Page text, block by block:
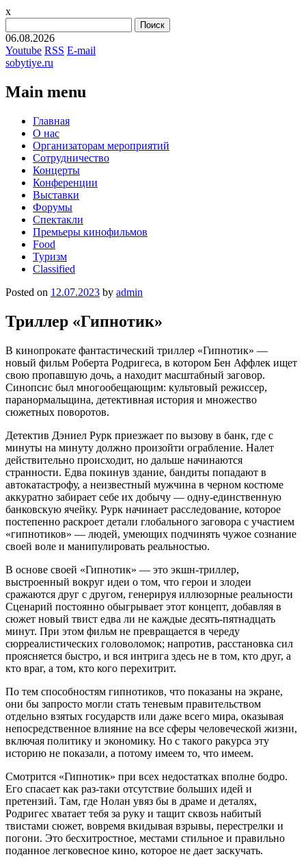
x
06.08.2026
Youtube RSS E-mail
sobytiye.ru
Main menu
Skip
content
Главная
О нас
Организаторам мероприятий
Сотрудничество
Концерты
Конференции
Выставки
Форумы
Спектакли
Премьеры кинофильмов
Food
Туризм
Сlassified
Posted on 12.07.2023 by admin
Триллер «Гипнотик»
В кинопрокате фантастический триллер «Гипнотик» —
новый фильм Роберта Родригеса, в котором Бен Аффлек ищет
свою пропавшую дочь, а находит масштабный заговор.
Синопсис был многообещающим: культовый режиссер,
паранормальщина, детективная история и множество
сюжетных поворотов.
Детектив Дэниел Рурк приезжает по вызову в банк, где с
минуты на минуту должно произойти ограбление. Налет
действительно происходит, но дальше начинаются
странности. Едва покинув здание, бандиты попадают в
автокатастрофу, а неизвестный мужчина в черном костюме
аккуратно забирает себе их добычу — одну-единственную
банковскую ячейку. Рурк начинает расследование, которое
постепенно раскроет детали глобального заговора с участием
«гипнотиков» — людей, умеющих подчинять чужое сознание
своей воле и манипулировать реальностью.
В основе своей «Гипнотик» — это экшн-триллер,
выстроенный вокруг идеи о том, что герои и злодеи
сражаются друг с другом, генерируя иллюзорные реальности
Сценарий постоянно обыгрывает этот концепт, добавляя в
сюжет новый твист едва ли не каждые десять-пятнадцать
минут. При этом фильм не превращается в череду
сюрреалистических головоломок; напротив, расстановка сил
проясняется быстро, и вся интрига здесь не в том, кто друг, а
кто враг, а том, кто кого перехитрит.
По тем способностям гипнотиков, что показаны на экране,
они бы запросто могли стать теневым правительством
отдельно взятых государств или даже всего мира, оказывая
непосредственное влияние на все сферы человеческой жизни,
включая политику и экономику. Но с такого ракурса эту
историю не показали, а потому имеем то, что имеем.
Смотрится «Гипнотик» при всех недостатках вполне бодро.
Его спасает как раз-таки отсутствие больших идей и
претензий. Там, где Нолан увяз бы в драме и деталях,
Родригес хватает тебя за руку и тащит сквозь набитый
твистами сюжет, вовремя вкидывая взрывы, перестрелки и
погони. Это бесхитростное, местами стильное и правильно
поданное легковесное кино, которое не дает заскучать.